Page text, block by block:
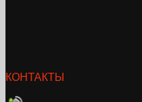
КОНТАКТЫ